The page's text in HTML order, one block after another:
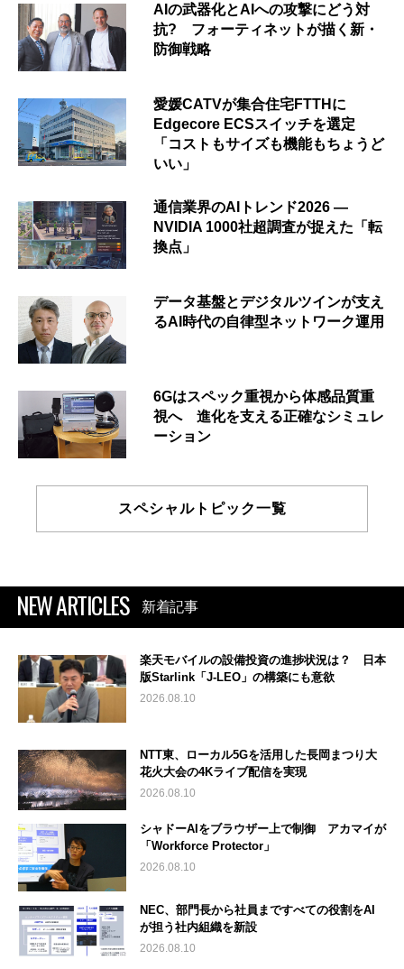
AIの武器化とAIへの攻撃にどう対
抗? フォーティネットが描く新・
防御戦略
愛媛CATVが集合住宅FTTHに
Edgecore ECSスイッチを選定
「コストもサイズも機能もちょうど
いい」
通信業界のAIトレンド2026 ―
NVIDIA 1000社超調査が捉えた「転
換点」
データ基盤とデジタルツインが支え
るAI時代の自律型ネットワーク運用
6Gはスペック重視から体感品質重
視へ 進化を支える正確なシミュレ
ーション
スペシャルトピック一覧
NEW ARTICLES 新着記事
楽天モバイルの設備投資の進捗状況は？ 日本
版Starlink「J-LEO」の構築にも意欲
2026.08.10
NTT東、ローカル5Gを活用した長岡まつり大
花火大会の4Kライブ配信を実現
2026.08.10
シャドーAIをブラウザー上で制御 アカマイが
「Workforce Protector」
2026.08.10
NEC、部門長から社員まですべての役割をAI
が担う社内組織を新設
2026.08.10